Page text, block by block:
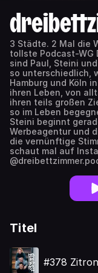
3 Städte. 2 Mal die
tollste Podcast-WG
sind Paul, Steini
so unterschiedlich,
Hamburg und Köln
ihren Leben, von
ihren teils großen
so im Leben
Steini beginnt
Werbeagentur und
die vernünftige
schaut mal auf
Titel
#378